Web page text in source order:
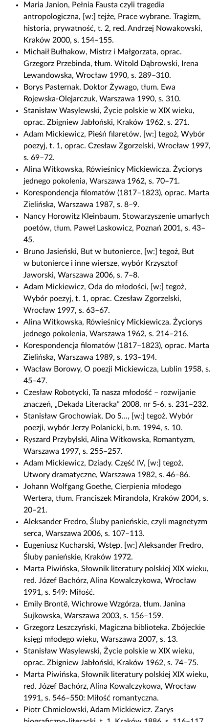
Maria Janion, Pełnia Fausta czyli tragedia
antropologiczna, [w:] tejże, Prace wybrane. Tragizm,
historia, prywatność, t. 2, red. Andrzej Nowakowski,
Kraków 2000, s. 154–155.
Michaił Bułhakow, Mistrz i Małgorzata, oprac.
Grzegorz Przebinda, tłum. Witold Dąbrowski, Irena
Lewandowska, Wrocław 1990, s. 289–310.
Borys Pasternak, Doktor Żywago, tłum. Ewa
Rojewska-Olejarczuk, Warszawa 1990, s. 310.
Stanisław Wasylewski, Życie polskie w XIX wieku,
oprac. Zbigniew Jabłoński, Kraków 1962, s. 271.
Adam Mickiewicz, Pieśń filaretów, [w:] tegoż, Wybór
poezyj, t. 1, oprac. Czesław Zgorzelski, Wrocław 1997,
s. 69–72.
Alina Witkowska, Rówieśnicy Mickiewicza. Życiorys
jednego pokolenia, Warszawa 1962, s. 70–71.
Korespondencja filomatów (1817–1823), oprac. Marta
Zielińska, Warszawa 1987, s. 8–9.
Nancy Horowitz Kleinbaum, Stowarzyszenie umarłych
poetów, tłum. Paweł Laskowicz, Poznań 2001, s. 43–
45.
Bruno Jasieński, But w butonierce, [w:] tegoż, But
w butonierce i inne wiersze, wybór Krzysztof
Jaworski, Warszawa 2006, s. 7–8.
Adam Mickiewicz, Oda do młodości, [w:] tegoż,
Wybór poezyj, t. 1, oprac. Czesław Zgorzelski,
Wrocław 1997, s. 63–67.
Alina Witkowska, Rówieśnicy Mickiewicza. Życiorys
jednego pokolenia, Warszawa 1962, s. 214–216.
Korespondencja filomatów (1817–1823), oprac. Marta
Zielińska, Warszawa 1989, s. 193–194.
Wacław Borowy, O poezji Mickiewicza, Lublin 1958, s.
45–47.
Czesław Robotycki, Ta nasza młodość – rozwijanie
znaczeń, „Dekada Literacka” 2008, nr 5-6, s. 231–232.
Stanisław Grochowiak, Do S..., [w:] tegoż, Wybór
poezji, wybór Jerzy Polanicki, b.m. 1994, s. 10.
Ryszard Przybylski, Alina Witkowska, Romantyzm,
Warszawa 1997, s. 255–257.
Adam Mickiewicz, Dziady. Część IV, [w:] tegoż,
Utwory dramatyczne, Warszawa 1982, s. 46–86.
Johann Wolfgang Goethe, Cierpienia młodego
Wertera, tłum. Franciszek Mirandola, Kraków 2004, s.
20–21.
Aleksander Fredro, Śluby panieńskie, czyli magnetyzm
serca, Warszawa 2006, s. 107–113.
Eugeniusz Kucharski, Wstęp, [w:] Aleksander Fredro,
Śluby panieńskie, Kraków 1972.
Marta Piwińska, Słownik literatury polskiej XIX wieku,
red. Józef Bachórz, Alina Kowalczykowa, Wrocław
1991, s. 549: Miłość.
Emily Brontë, Wichrowe Wzgórza, tłum. Janina
Sujkowska, Warszawa 2003, s. 156–159.
Grzegorz Leszczyński, Magiczna biblioteka. Zbójeckie
księgi młodego wieku, Warszawa 2007, s. 13.
Stanisław Wasylewski, Życie polskie w XIX wieku,
oprac. Zbigniew Jabłoński, Kraków 1962, s. 74–75.
Marta Piwińska, Słownik literatury polskiej XIX wieku,
red. Józef Bachórz, Alina Kowalczykowa, Wrocław
1991, s. 546–550: Miłość romantyczna.
Piotr Chmielowski, Adam Mickiewicz. Zarys